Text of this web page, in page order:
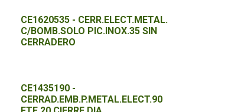
CE1620535 - CERR.ELECT.METAL.
C/BOMB.SOLO PIC.INOX.35 SIN
CERRADERO
CE1435190 -
CERRAD.EMB.P.METAL.ELECT.90